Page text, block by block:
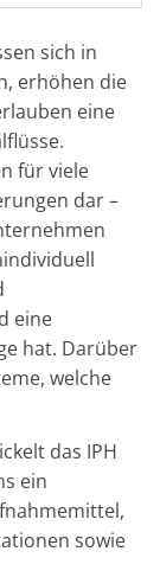
sich in
erhöhen die
eine
für viele
dar –
eine
hat. Darüber
welche
das IPH
ein
sowie